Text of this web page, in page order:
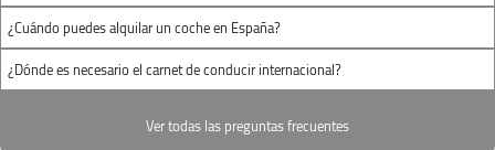
¿Cuándo puedes alquilar un coche en España?
¿Dónde es necesario el carnet de conducir internacional?
Ver todas las preguntas frecuentes